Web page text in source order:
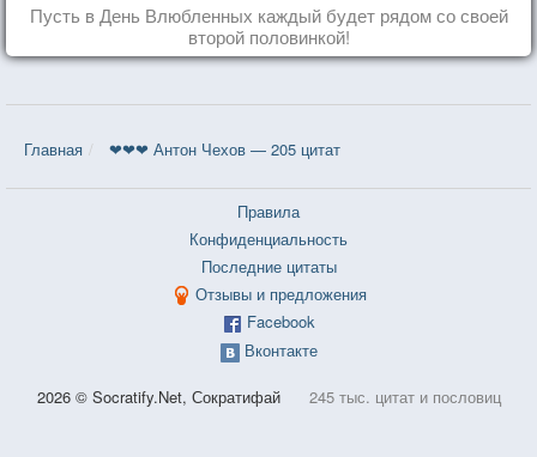
Пусть в День Влюбленных каждый будет рядом со своей
второй половинкой!
Главная ❤❤❤ Антон Чехов — 205 цитат
Правила
Конфиденциальность
Последние цитаты
Отзывы и предложения
Facebook
Вконтакте
2026 © Socratify.Net, Сократифай 245 тыс. цитат и пословиц